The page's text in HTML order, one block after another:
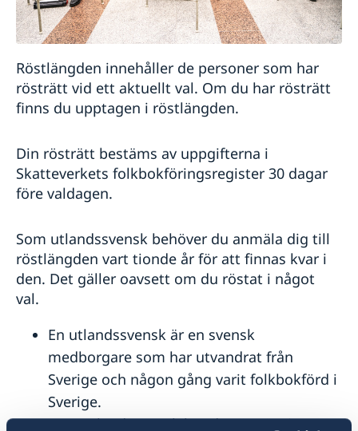
Röstlängden innehåller de personer som har
rösträtt vid ett aktuellt val. Om du har rösträtt
finns du upptagen i röstlängden.
Din rösträtt bestäms av uppgifterna i
Skatteverkets folkbokföringsregister 30 dagar
före valdagen.
Som utlandssvensk behöver du anmäla dig till
röstlängden vart tionde år för att finnas kvar i
den. Det gäller oavsett om du röstat i något
val.
En utlandssvensk är en svensk
medborgare som har utvandrat från
Sverige och någon gång varit folkbokförd i
Sverige.
Som utlandssvensk har du rösträtt i